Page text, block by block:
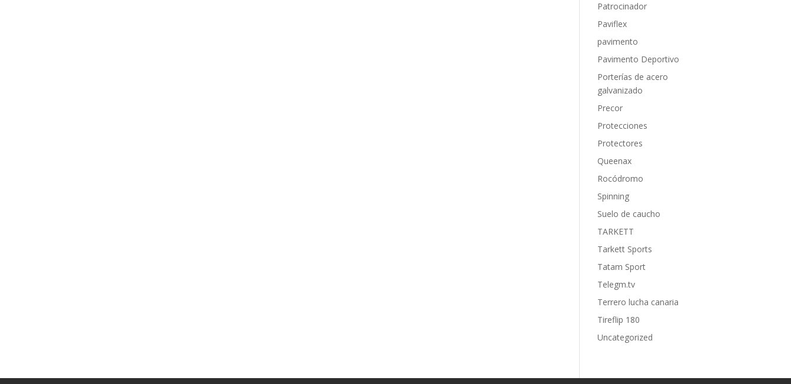
Patrocinador
Paviflex
pavimento
Pavimento Deportivo
Porterías de acero
galvanizado
Precor
Protecciones
Protectores
Queenax
Rocódromo
Spinning
Suelo de caucho
TARKETT
Tarkett Sports
Tatam Sport
Telegm.tv
Terrero lucha canaria
Tireflip 180
Uncategorized